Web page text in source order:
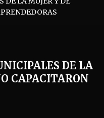
DE LA
CAPACITARON